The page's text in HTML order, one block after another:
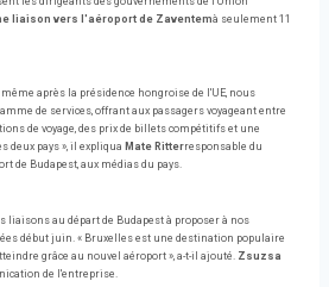
liaison vers l'aéroport de Zaventemà seulement 11
après la présidence hongroise de l'UE, nous
de services, offrant aux passagers voyageant entre
de voyage, des prix de billets compétitifs et une
pays », il expliqua Mate Ritterresponsable du
de Budapest, aux médias du pays.
liaisons au départ de Budapest à proposer à nos
début juin. « Bruxelles est une destination populaire
grâce au nouvel aéroport », a-t-il ajouté. Zsuzsa
de l'entreprise.